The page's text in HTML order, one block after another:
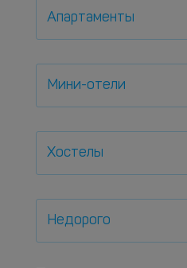
Апартаменты
Мини-отели
Хостелы
Недорого